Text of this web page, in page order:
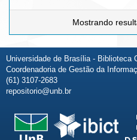
Mostrando
Universidade de Brasília - Biblioteca
Coordenadoria de Gestão da
(61) 3107-2683
repositorio@unb.br